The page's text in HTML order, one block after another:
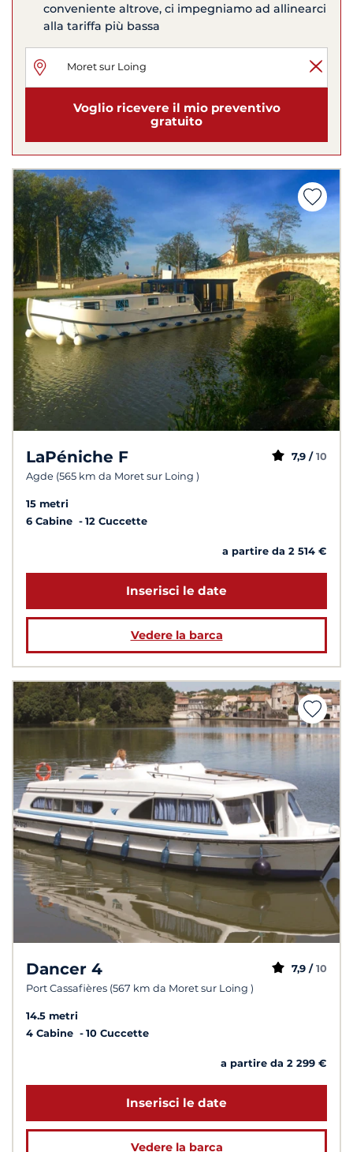
conveniente altrove, ci impegniamo ad allinearci
alla tariffa più bassa
Voglio ricevere il mio preventivo
gratuito
LaPéniche F
Agde (565 km da Moret sur Loing )
7,9 / 10
15 metri
6 Cabine
12 Cuccette
a partire da 2 514 €
Inserisci le date
Vedere la barca
Dancer 4
Port Cassafières (567 km da Moret sur Loing )
7,9 / 10
14.5 metri
4 Cabine
10 Cuccette
a partire da 2 299 €
Inserisci le date
Vedere la barca